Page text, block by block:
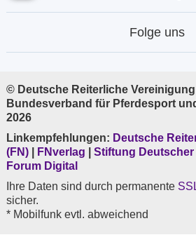
Folge uns
© Deutsche Reiterliche Vereinigung
Bundesverband für Pferdesport
2026
Linkempfehlungen: Deutsche
(FN)
FNverlag Stiftung
Forum Digital
Ihre Daten sind durch permanente
sicher.
* Mobilfunk evtl. abweichend